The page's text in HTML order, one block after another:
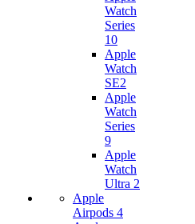
Watch
Series
10
Apple
Watch
SE2
Apple
Watch
Series
9
Apple
Watch
Ultra 2
Apple
Airpods 4